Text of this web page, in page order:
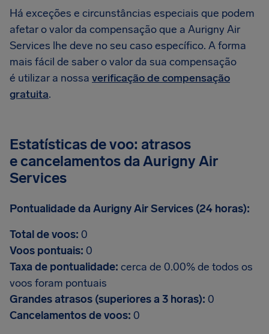
Há exceções e circunstâncias especiais que podem
afetar o valor da compensação que a Aurigny Air
Services lhe deve no seu caso específico. A forma
mais fácil de saber o valor da sua compensação
é utilizar a nossa verificação de compensação
gratuita.
Estatísticas de voo: atrasos
e cancelamentos da Aurigny Air
Services
Pontualidade da Aurigny Air Services (24 horas):
Total de voos: 0
Voos pontuais: 0
Taxa de pontualidade: cerca de 0.00% de todos os
voos foram pontuais
Grandes atrasos (superiores a 3 horas): 0
Cancelamentos de voos: 0